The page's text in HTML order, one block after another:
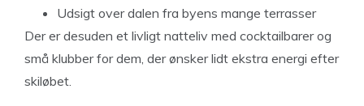
Udsigt over dalen fra byens mange terrasser
Der er desuden et livligt natteliv med cocktailbarer og
små klubber for dem, der ønsker lidt ekstra energi efter
skiløbet.